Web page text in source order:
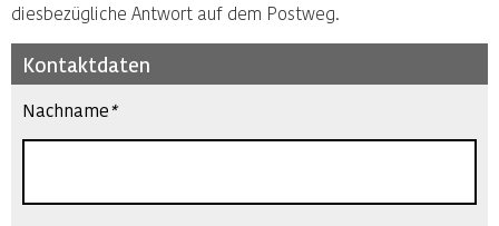
diesbezügliche Antwort auf dem Postweg.
Kontaktdaten
Nachname*